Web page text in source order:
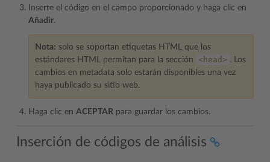
Inserte el código en el campo proporcionado y haga clic en
Añadir.
Nota: solo se soportan etiquetas HTML que los
estándares HTML permitan para la sección
<head> . Los
cambios en metadata solo estarán disponibles una vez
haya publicado su sitio web.
Haga clic en ACEPTAR para guardar los cambios.
Inserción de códigos de análisis